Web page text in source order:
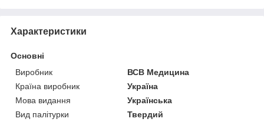
Характеристики
Основні
Виробник
ВСВ Медицина
Країна виробник
Україна
Мова видання
Українська
Вид палітурки
Твердий